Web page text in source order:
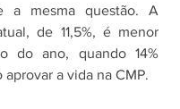
a mesma questão. A
de 11,5%, é menor
do ano, quando 14%
aprovar a vida na CMP.